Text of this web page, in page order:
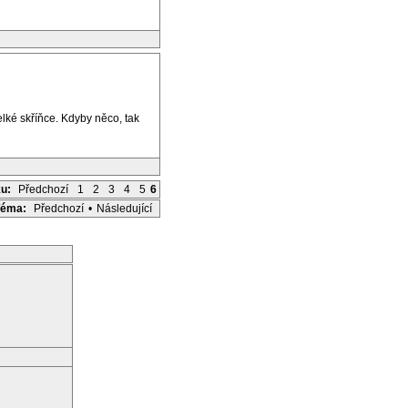
skříňce. Kdyby něco, tak
Předchozí 1 2 3 4 5 6
Předchozí • Následující